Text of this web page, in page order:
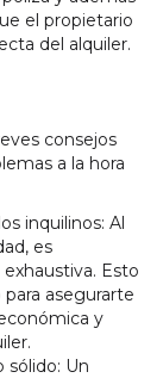
el propietario
del alquiler.
consejos
a la hora
inquilinos: Al
es
Esto
asegurarte
y
sólido: Un